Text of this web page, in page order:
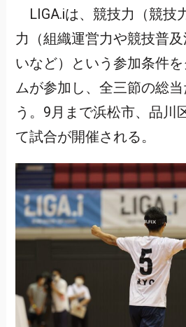
LIGA.iは、競技力（競技
力（組織運営力や競技普
いなど）という参加条件
ムが参加し、全三節の総
う。9月まで浜松市、品川
て試合が開催される。